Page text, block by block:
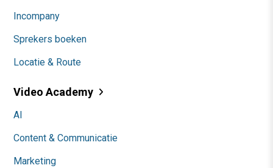
Incompany
Sprekers boeken
Locatie & Route
Video Academy
AI
Content & Communicatie
Marketing